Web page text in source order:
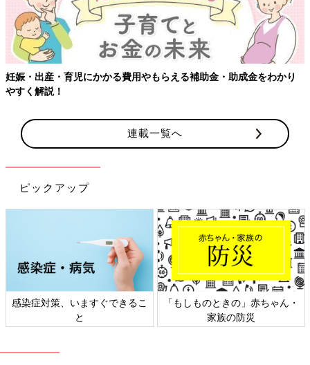
児にかかる費用やもらえる補助金・助成金をわかり 【ワクチン接
連載一覧へ
ピックアップ
、いますぐできるこ
「もしものときの」赤ちゃん・
日本外来